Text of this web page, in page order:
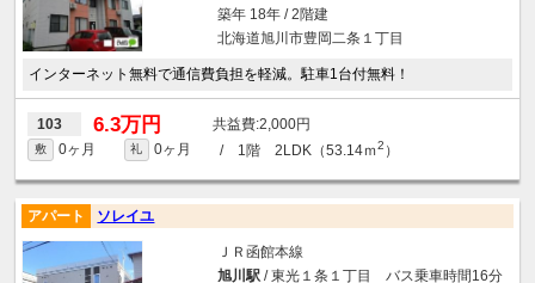
築年 18年 / 2階建
北海道旭川市豊岡二条１丁目
インターネット無料で通信費負担を軽減。駐車1台付無料！
103 6.3万円 2,000円
敷 0ヶ月 礼 0ヶ月 / 1階 2LDK（53.14ｍ2 ）
アパート ソレイユ
ＪＲ函館本線
旭川駅/ 東光１条１丁目 バス乗車時間16分